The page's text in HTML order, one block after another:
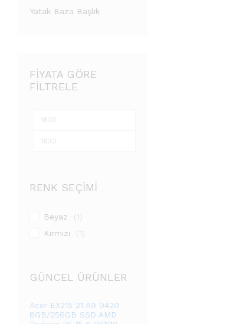
Yatak Baza Başlık
FIYATA GÖRE
FILTRELE
RENK SEÇIMI
Beyaz (1)
Kırmızı (1)
GÜNCEL ÜRÜNLER
Acer EX215 21 A9 9420
8GB/256GB SSD AMD